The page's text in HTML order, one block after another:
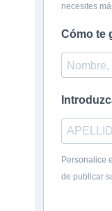
necesites
Cómo te
Personalice
de publicar